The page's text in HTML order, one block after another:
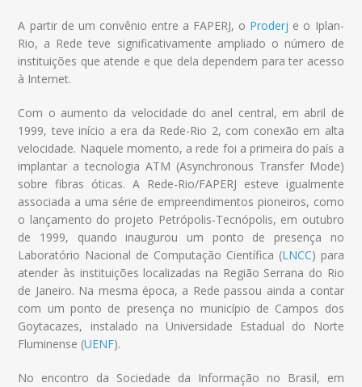
A partir de um convênio entre a FAPERJ, o Proderj e o Iplan-
Rio, a Rede teve significativamente ampliado o número de
instituições que atende e que dela dependem para ter acesso
à Internet.
Com o aumento da velocidade do anel central, em abril de
1999, teve início a era da Rede-Rio 2, com conexão em alta
velocidade. Naquele momento, a rede foi a primeira do país a
implantar a tecnologia ATM (Asynchronous Transfer Mode)
sobre fibras óticas. A Rede-Rio/FAPERJ esteve igualmente
associada a uma série de empreendimentos pioneiros, como
o lançamento do projeto Petrópolis-Tecnópolis, em outubro
de 1999, quando inaugurou um ponto de presença no
Laboratório Nacional de Computação Científica (LNCC) para
atender às instituições localizadas na Região Serrana do Rio
de Janeiro. Na mesma época, a Rede passou ainda a contar
com um ponto de presença no município de Campos dos
Goytacazes, instalado na Universidade Estadual do Norte
Fluminense (UENF).
No encontro da Sociedade da Informação no Brasil, em